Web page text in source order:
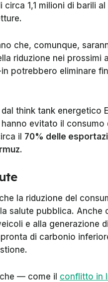
circa 1,1 milioni di barili
che, comunque,
riduzione nei prossimi
potrebbero eliminare
think tank energetico
evitato il consumo
il 70% delle
.
la riduzione del
salute pubblica. Anche
e alla generazione
di carbonio
— come il conflitto in